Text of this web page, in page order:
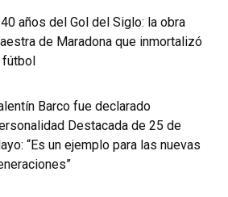
años del Gol del Siglo: la obra
de Maradona que inmortalizó
fútbol
Barco fue declarado
Destacada de 25 de
“Es un ejemplo para las nuevas